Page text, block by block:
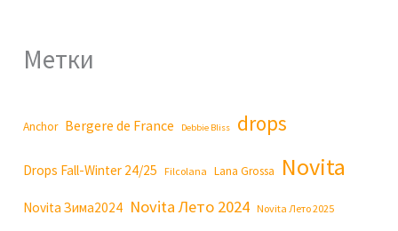
Метки
Anchor Bergere de France Debbie Bliss drops
Drops Fall-Winter 24/25 Filcolana Lana Grossa Novita
Novita Зима2024 Novita Лето 2024 Novita Лето 2025